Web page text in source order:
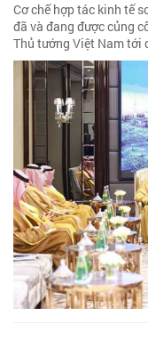
Cơ chế hợp tác kinh tế
đã và đang được củng
Thủ tướng Việt Nam tới